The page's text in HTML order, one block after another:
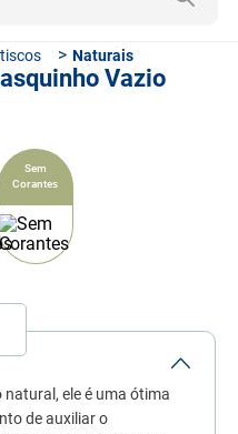
Naturais
Vazio
Sem
Corantes
ele é uma ótima
de auxiliar o
MAIS BUSCADOS
º
ração cachorro
tapete higiênico
º
ração
º
sachê gato
º
ração úmida